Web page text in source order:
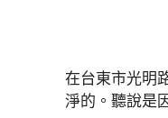
在台東市光明
淨的。聽說是